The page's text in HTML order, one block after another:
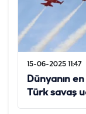
15-06-2025 11:47
Dünyanın
Türk savaş